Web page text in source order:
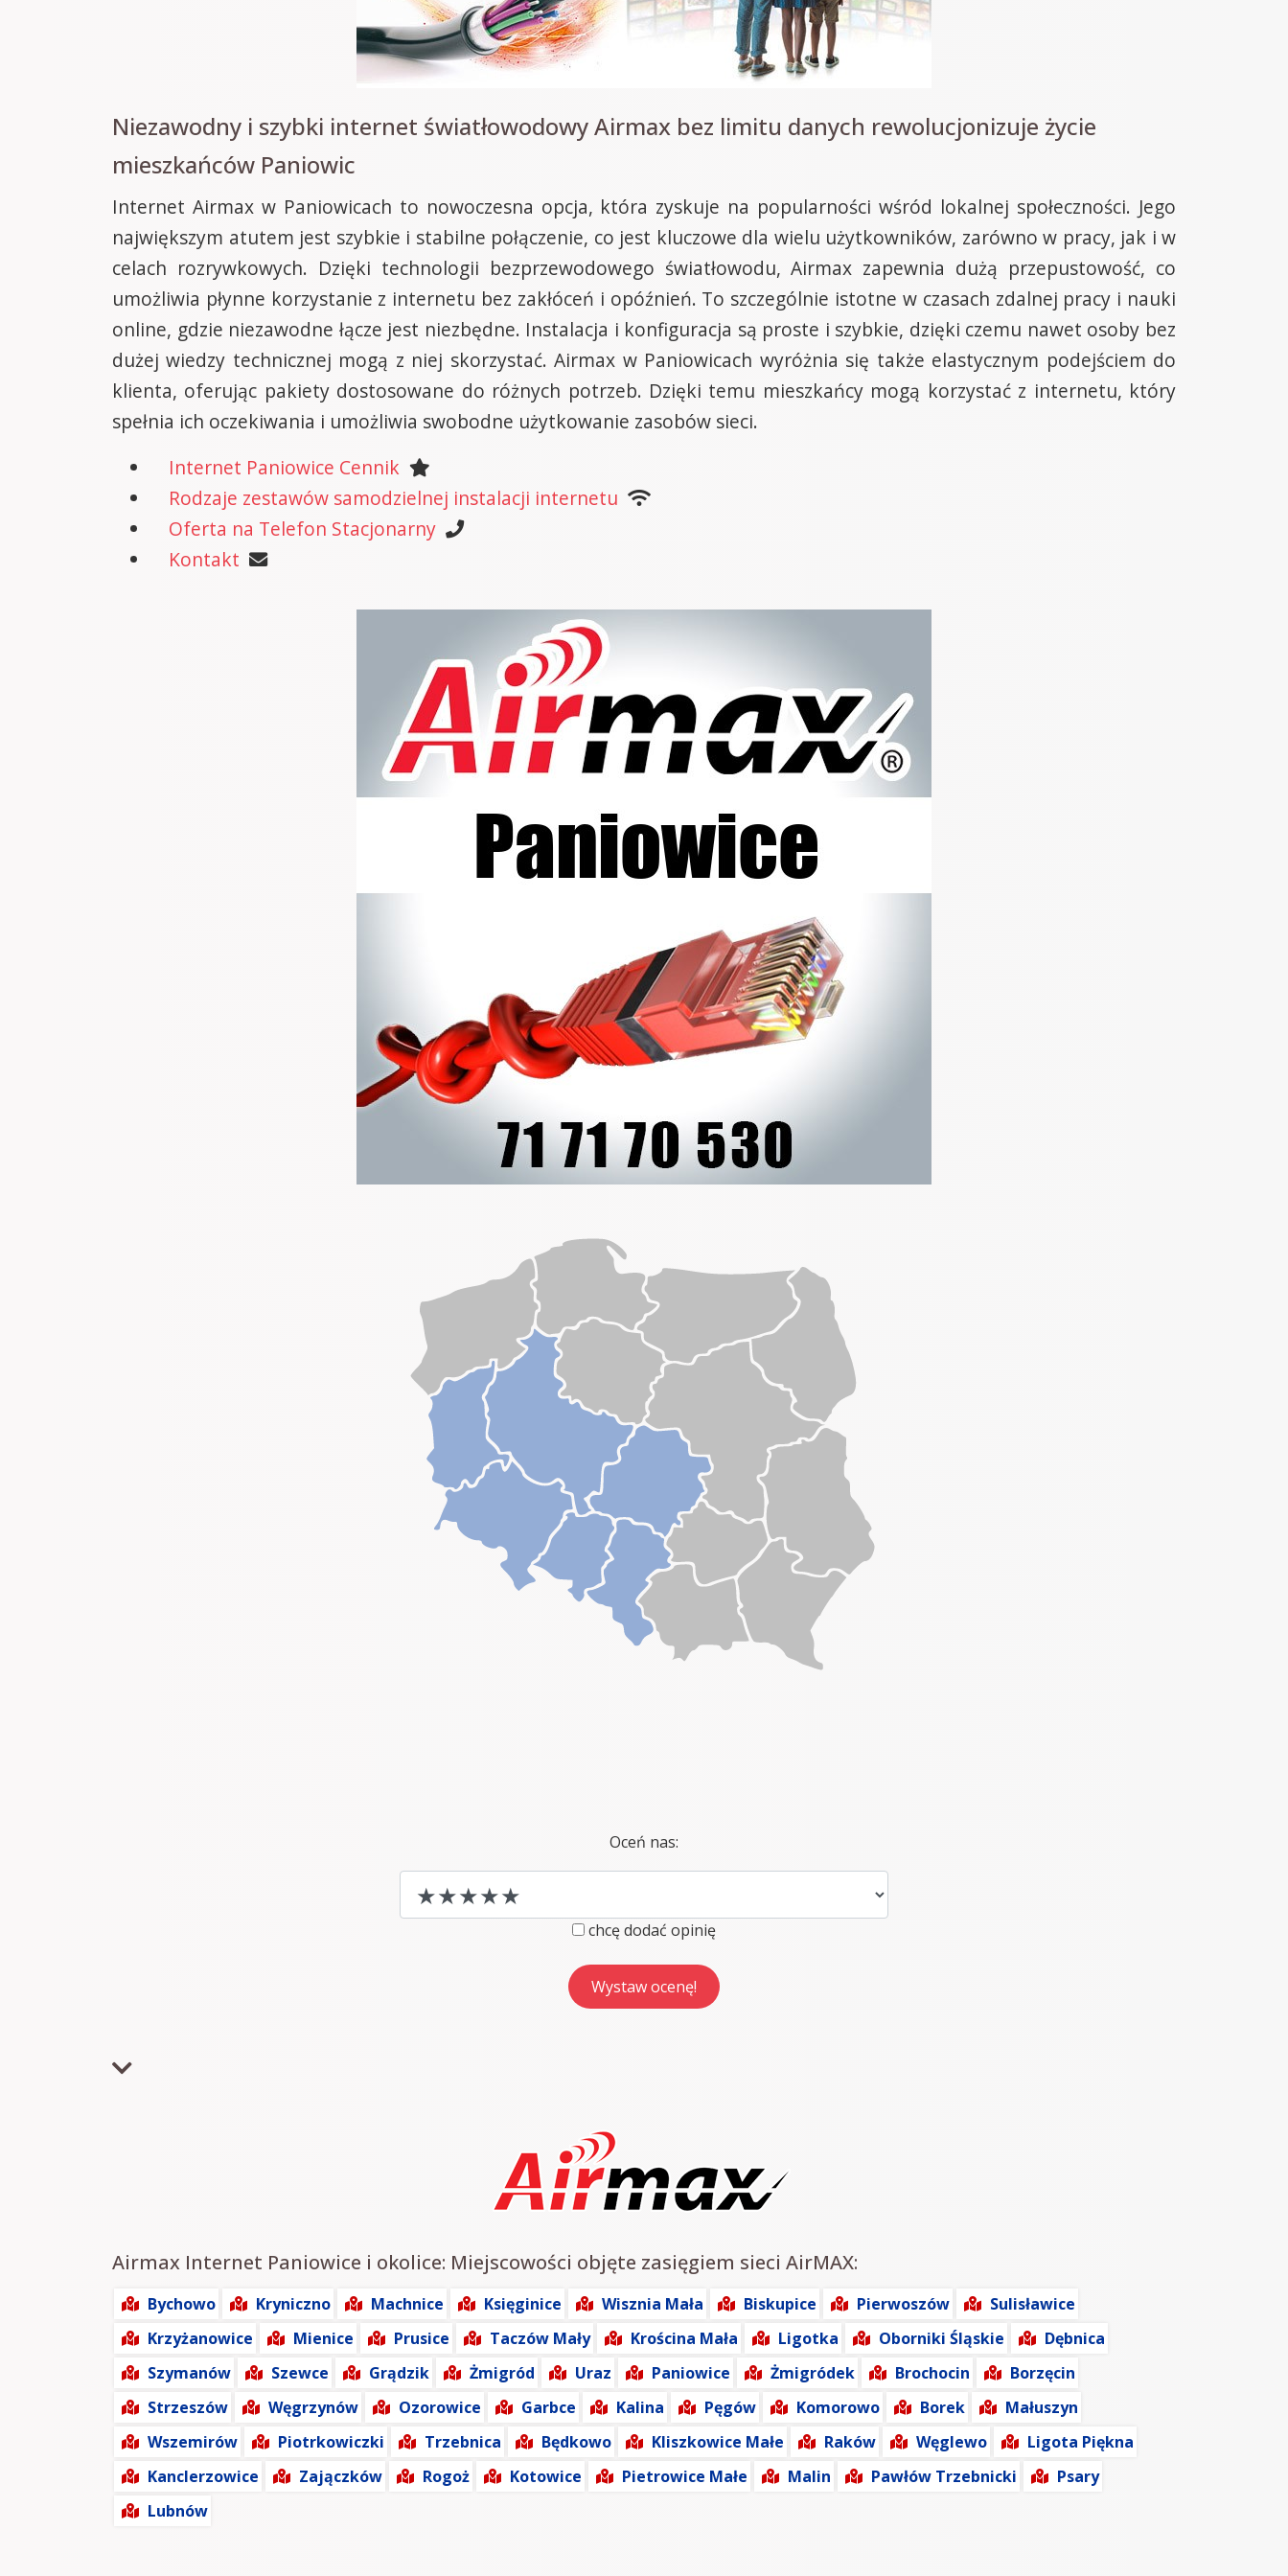
Niezawodny i szybki internet światłowodowy Airmax bez limitu danych rewolucjonizuje życie
mieszkańców Paniowic
Internet Airmax w Paniowicach to nowoczesna opcja, która zyskuje na popularności wśród lokalnej społeczności. Jego
największym atutem jest szybkie i stabilne połączenie, co jest kluczowe dla wielu użytkowników, zarówno w pracy, jak i w
celach rozrywkowych. Dzięki technologii bezprzewodowego światłowodu, Airmax zapewnia dużą przepustowość, co
umożliwia płynne korzystanie z internetu bez zakłóceń i opóźnień. To szczególnie istotne w czasach zdalnej pracy i nauki
online, gdzie niezawodne łącze jest niezbędne. Instalacja i konfiguracja są proste i szybkie, dzięki czemu nawet osoby bez
dużej wiedzy technicznej mogą z niej skorzystać. Airmax w Paniowicach wyróżnia się także elastycznym podejściem do
klienta, oferując pakiety dostosowane do różnych potrzeb. Dzięki temu mieszkańcy mogą korzystać z internetu, który
spełnia ich oczekiwania i umożliwia swobodne użytkowanie zasobów sieci.
Internet Paniowice Cennik
Rodzaje zestawów samodzielnej instalacji internetu
Oferta na Telefon Stacjonarny
Kontakt
Oceń nas:
chcę dodać opinię
Airmax Internet Paniowice i okolice: Miejscowości objęte zasięgiem sieci AirMAX:
Bychowo Kryniczno Machnice Księginice Wisznia Mała Biskupice Pierwoszów
Sulisławice
Krzyżanowice
Mienice Prusice Taczów Mały Krościna Mała Ligotka Oborniki Śląskie
Dębnica
Szymanów
Szewce Grądzik Żmigród Uraz Paniowice Żmigródek Brochocin
Borzęcin
Strzeszów
Węgrzynów Ozorowice Garbce Kalina Pęgów Komorowo Borek
Małuszyn
Wszemirów
Piotrkowiczki Trzebnica Będkowo Kliszkowice Małe Raków Węglewo
Ligota Piękna
Kanclerzowice
Zajączków Rogoż Kotowice Pietrowice Małe Malin Pawłów Trzebnicki
Psary
Lubnów